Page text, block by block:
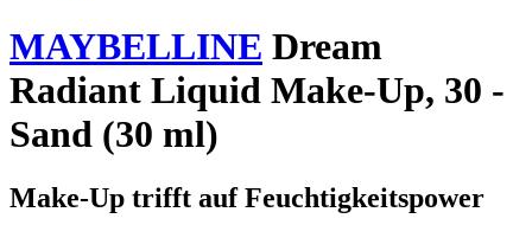
MAYBELLINE Dream
Radiant Liquid Make-Up, 30 -
Sand (30 ml)
Make-Up trifft auf Feuchtigkeitspower